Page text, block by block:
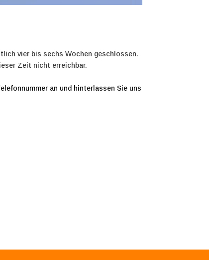
vier bis sechs Wochen geschlossen.
Zeit nicht erreichbar.
an und hinterlassen Sie uns